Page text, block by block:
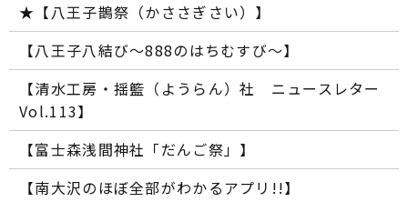
★【八王子鵲祭（かささぎさい）】
【八王子八結び～888のはちむすび～】
【清水工房・揺籃（ようらん）社 ニュースレター
Vol.113】
【富士森浅間神社「だんご祭」】
【南大沢のほぼ全部がわかるアプリ!!】